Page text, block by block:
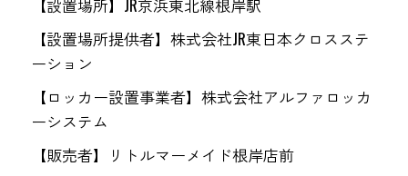
【設置場所】JR京浜東北線根岸駅
【設置場所提供者】株式会社JR東日本クロスステ
ーション
【ロッカー設置事業者】株式会社アルファロッカ
ーシステム
【販売者】リトルマーメイド根岸店前